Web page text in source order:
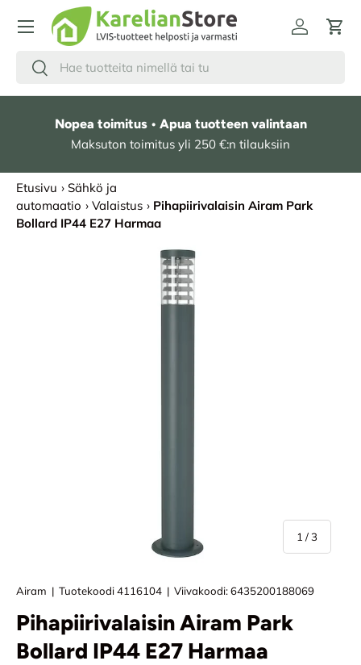
HYPPÄÄ SISÄLTÖÖN
Hae
Etsi
Kirjaudu
Nopea toimitus • Apua tuotteen valintaan
Maksuton toimitus yli 250 €:n tilauksiin
Etusivu › Sähkö ja
automaatio › Valaistus › Pihapiirivalaisin Airam Park
Bollard IP44 E27 Harmaa
SIIRRY TUOTETIETOIHIN
1 / /3
Airam | Tuotekoodi4116104 | Viivakoodi:6435200188069
Pihapiirivalaisin Airam Park
Bollard IP44 E27 Harmaa